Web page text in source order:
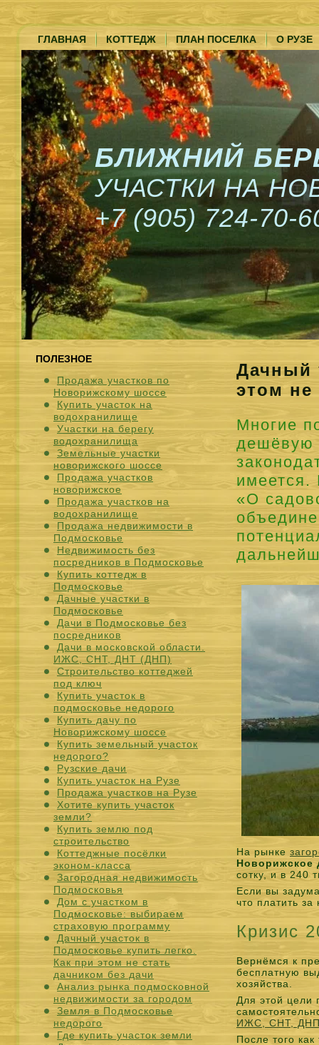
ГЛАВНАЯ КОТТЕДЖ ПЛАН ПОСЕЛКА О РУЗЕ
БЛИЖНИЙ
УЧАСТКИ НА
+7 (905) 724-70-
ПОЛЕЗНОЕ
Продажа участков по
Новорижскому шоссе
Купить участок на
водохранилище
Участки на берегу
водохранилища
Земельные участки
новорижского шоссе
Продажа участков
новорижское
Продажа участков на
водохранилище
Продажа недвижимости в
Подмосковье
Недвижимость без
посредников в Подмосковье
Купить коттедж в
Подмосковье
Дачные участки в
Подмосковье
Дачи в Подмосковье без
посредников
Дачи в московской области.
ИЖС, СНТ, ДНТ (ДНП)
Строительство коттеджей
под ключ
Купить участок в
подмосковье недорого
Купить дачу по
Новорижскому шоссе
Купить земельный участок
недорого?
Рузские дачи
Купить участок на Рузе
Продажа участков на Рузе
Хотите купить участок
земли?
Купить землю под
строительство
Коттеджные посёлки
эконом-класса
Загородная недвижимость
Подмосковья
Дом с участком в
Подмосковье: выбираем
страховую программу
Дачный участок в
Подмосковье купить легко.
Как при этом не стать
дачником без дачи
Анализ рынка подмосковной
недвижимости за городом
Земля в Подмосковье
недорого
Где купить участок земли
Дачный
этом не
Многие
дешёвую
имеется.
«О
На рынке
Новорижское
сотку, и в 240
Если вы
что платить
Кризис
Вернёмся к
бесплатную
хозяйства.
Для этой цели
ИЖС, СНТ,
После того